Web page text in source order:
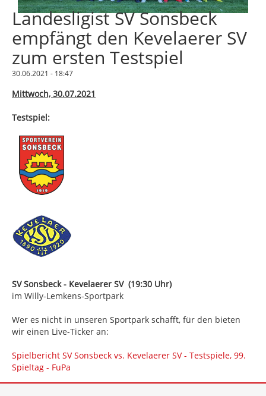
Landesligist SV Sonsbeck
empfängt den Kevelaerer SV
zum ersten Testspiel
30.06.2021 - 18:47
Mittwoch, 30.07.2021
Testspiel:
SV Sonsbeck - Kevelaerer SV (19:30 Uhr)
im Willy-Lemkens-Sportpark
Wer es nicht in unseren Sportpark schafft, für den bieten
wir einen Live-Ticker an:
Spielbericht SV Sonsbeck vs. Kevelaerer SV - Testspiele, 99.
Spieltag - FuPa